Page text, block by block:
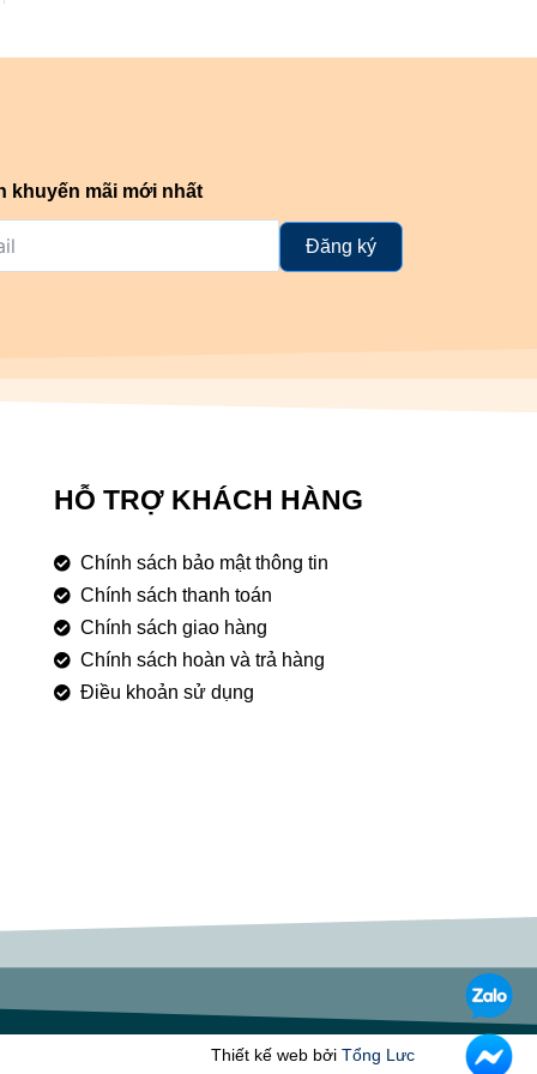
khuyến mãi mới nhất
Đăng ký
HỖ TRỢ KHÁCH HÀNG
Chính sách bảo mật thông tin
Chính sách thanh toán
Chính sách giao hàng
Chính sách hoàn và trả hàng
Điều khoản sử dụng
Thiết kế web bởi Tổng Lưc